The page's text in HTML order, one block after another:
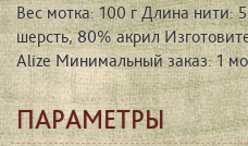
Вес мотка: 100 г Длина нити:
шерсть, 80% акрил
Alize Минимальный заказ: 1
ПАРАМЕТРЫ